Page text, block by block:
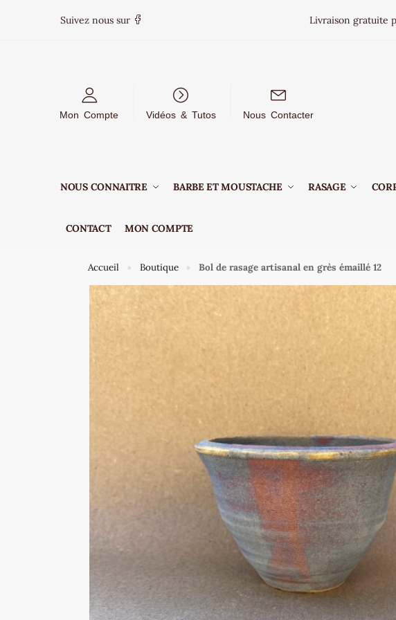
Suivez nous sur Livraison gratuite
Mon Compte Vidéos & Tutos Nous Contacter
NOUS CONNAITRE BARBE ET MOUSTACHE RASAGE
CONTACT MON COMPTE
Accueil » Boutique » Bol de rasage artisanal en grès émaillé 12